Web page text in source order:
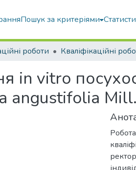
Пошук за критеріями
роботи
in vitro
angustifolia